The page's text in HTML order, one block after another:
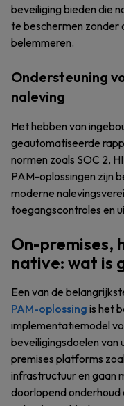
beveiliging bieden die
te beschermen
belemmeren.
Ondersteuning
naleving
Het hebben van
geautomatiseerde
normen zoals SOC 2,
PAM-oplossingen zijn
moderne
toegangscontroles en
On-premises,
native: wat is
Een van de
PAM-oplossing is het
implementatiemodel
beveiligingsdoelen van
premises platforms
infrastructuur en gaan
doorlopend onderhoud